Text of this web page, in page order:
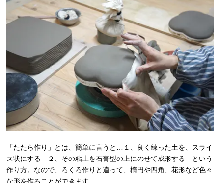
「たたら作り」とは、簡単に言うと…１、良く練った土を、スライ
ス状にする ２、その粘土を石膏型の上にのせて成形する という
作り方。なので、ろくろ作りと違って、楕円や四角、花形など色々
な形を作ることができます。